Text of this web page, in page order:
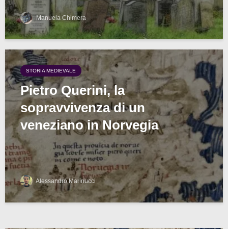
Manuela Chimera
STORIA MEDIEVALE
Pietro Querini, la
sopravvivenza di un
veneziano in Norvegia
Alessandro Marinucci